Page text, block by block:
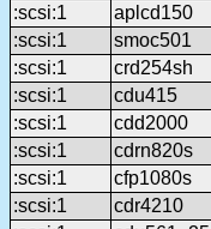
:scsi:1
aplcd150
:scsi:1
smoc501
:scsi:1
crd254sh
:scsi:1
cdu415
:scsi:1
cdd2000
:scsi:1
cdrn820s
:scsi:1
cfp1080s
:scsi:1
cdr4210